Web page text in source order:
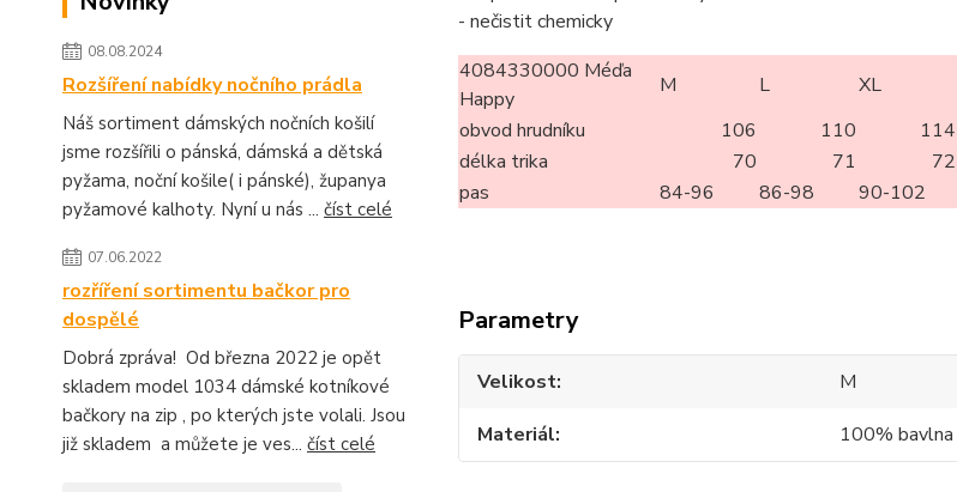
08.08.2024
Rozšíření nabídky nočního prádla
Náš sortiment dámských nočních košilí
jsme rozšířili o pánská, dámská a dětská
pyžama, noční košile( i pánské), županya
pyžamové kalhoty. Nyní u nás ... číst celé
07.06.2022
rozříření sortimentu bačkor pro
dospělé
Dobrá zpráva! Od března 2022 je opět
skladem model 1034 dámské kotníkové
bačkory na zip , po kterých jste volali. Jsou
již skladem a můžete je ves... číst celé
- nečistit chemicky
4084330000 Méďa
Happy
M L XL
obvod hrudníku
106 110 114
délka trika
70 71 72
pas
84-96 86-98 90-102
Parametry
Velikost
M
Materiál
100% bavlna